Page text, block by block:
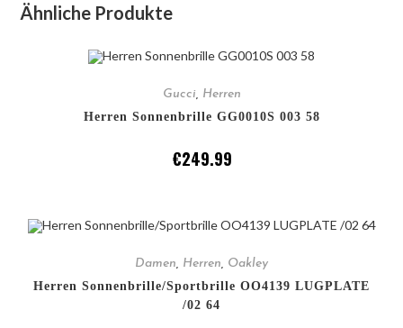
Ähnliche Produkte
Gucci, Herren
Herren Sonnenbrille GG0010S 003 58
€249.99
Damen, Herren, Oakley
Herren Sonnenbrille/Sportbrille OO4139 LUGPLATE
/02 64